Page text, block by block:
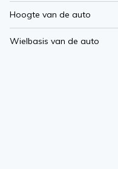
Hoogte van de auto
Wielbasis van de auto